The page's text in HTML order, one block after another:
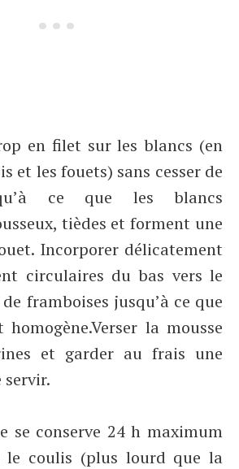
en filet sur les blancs (en
et les fouets) sans cesser de
ce que les blancs
tièdes et forment une
Incorporer délicatement
circulaires du bas vers le
framboises jusqu’à ce que
la mousse
et garder au frais une
servir.
se conserve 24 h maximum
le coulis (plus lourd que la